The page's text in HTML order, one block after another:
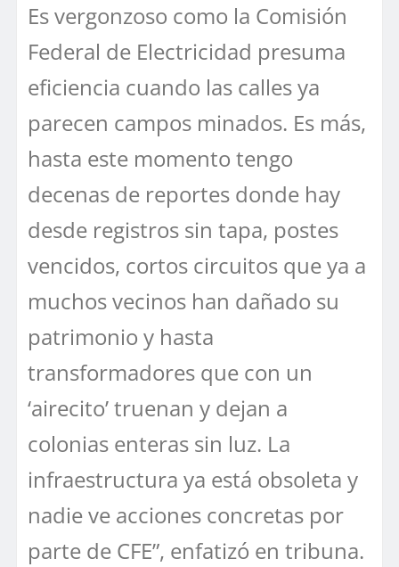
Es vergonzoso como la Comisión
Federal de Electricidad presuma
eficiencia cuando las calles ya
parecen campos minados. Es más,
hasta este momento tengo
decenas de reportes donde hay
desde registros sin tapa, postes
vencidos, cortos circuitos que ya a
muchos vecinos han dañado su
patrimonio y hasta
transformadores que con un
‘airecito’ truenan y dejan a
colonias enteras sin luz. La
infraestructura ya está obsoleta y
nadie ve acciones concretas por
parte de CFE”, enfatizó en tribuna.